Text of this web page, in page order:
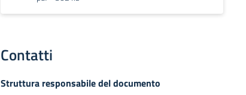
Contatti
Struttura responsabile del documento